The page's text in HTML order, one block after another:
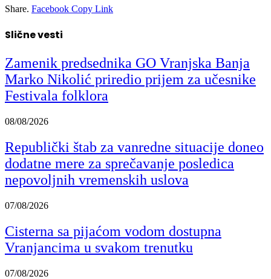
Share. Facebook Copy Link
Slične vesti
Zamenik predsednika GO Vranjska Banja
Marko Nikolić priredio prijem za učesnike
Festivala folklora
08/08/2026
Republički štab za vanredne situacije doneo
dodatne mere za sprečavanje posledica
nepovoljnih vremenskih uslova
07/08/2026
Cisterna sa pijaćom vodom dostupna
Vranjancima u svakom trenutku
07/08/2026